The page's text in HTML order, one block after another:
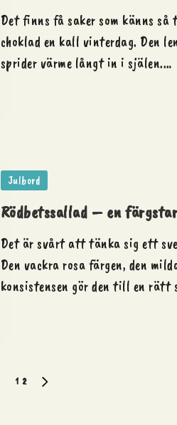
Det finns få saker som känns så
choklad en kall vinterdag. Den
sprider värme långt in i själen.…
Posted
in
Julbord
Rödbetssallad – en
Det är svårt att tänka sig ett
Den vackra rosa färgen, den
konsistensen gör den till en rätt
1 2